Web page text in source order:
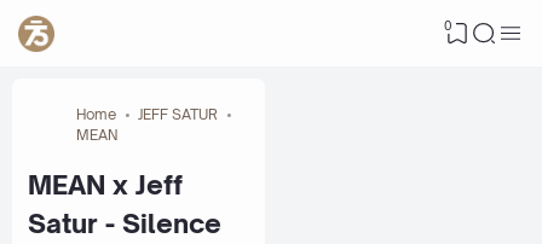
0
Home
JEFF SATUR
MEAN
MEAN x Jeff
Satur - Silence